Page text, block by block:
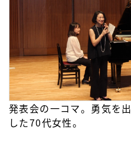
発表会の一コマ。勇気を
した70代女性。